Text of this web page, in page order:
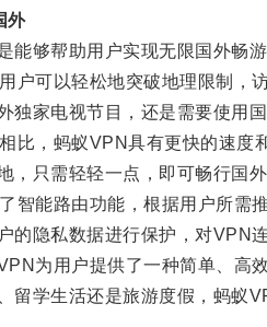
外
够帮助用户实现无限国外畅
可以轻松地突破地理限制，
家电视节目，还是需要使用
，蚂蚁VPN具有更快的速度
只需轻轻一点，即可畅行国外
能路由功能，根据用户所需
隐私数据进行保护，对VPN
为用户提供了一种简单、高
学生活还是旅游度假，蚂蚁